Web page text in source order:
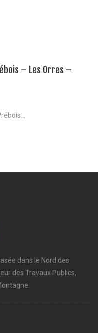
– Les Orres –
dans le Nord des
des Travaux Publics,